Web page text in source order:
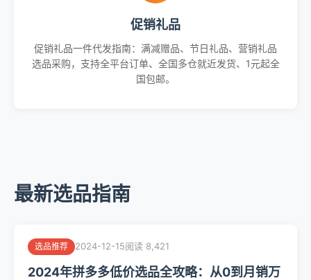
促销礼品
促销礼品一件代发指南：满减赠品、节日礼品、营销礼品
选品采购，支持全平台订单、全国多仓就近发货、1元起全
国包邮。
最新选品指南
选品推荐 2024-12-15阅读 8,421
2024年拼多多低价选品全攻略：从0到月销万